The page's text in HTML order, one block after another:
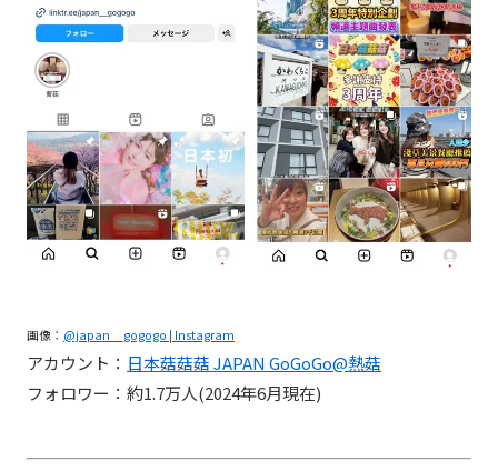
画像： @japan__gogogo | Instagram
アカウント： 日本菇菇菇 JAPAN GoGoGo@熱菇
フォロワー：約1.7万人(2024年6月現在)